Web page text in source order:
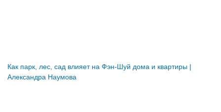
Как парк, лес, сад влияет на Фэн-Шуй дома и квартиры |
Александра Наумова